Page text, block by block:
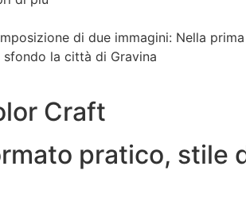
Craft
pratico, stile